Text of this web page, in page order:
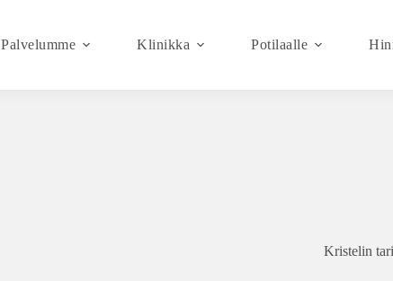
Palvelumme Klinikka Potilaalle
Kristelin